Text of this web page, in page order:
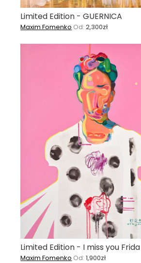
Limited Edition - GUERNICA
Maxim Fomenko Od:2,300zł
Limited Edition - I miss you Frida
Maxim Fomenko Od:1,900zł